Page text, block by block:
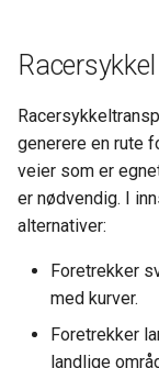
Racersykkel
generere en rute
veier som er
er nødvendig. I
alternativer:
Foretrekker
med kurver.
Foretrekker
landlige